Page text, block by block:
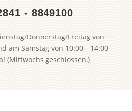
- 8849100
Donnerstag/Freitag von
am Samstag von 10:00 – 14:00
(Mittwochs geschlossen.)